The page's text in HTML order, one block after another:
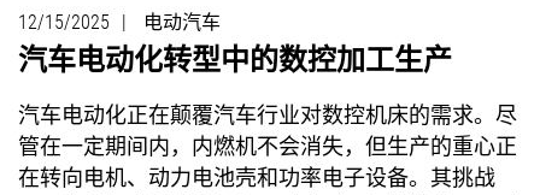
12/15/2025 | 电动汽车
汽车电动化转型中的数控加工生产
汽车电动化正在颠覆汽车行业对数控机床的需求。尽
管在一定期间内，内燃机不会消失，但生产的重心正
在转向电机、动力电池壳和功率电子设备。其挑战